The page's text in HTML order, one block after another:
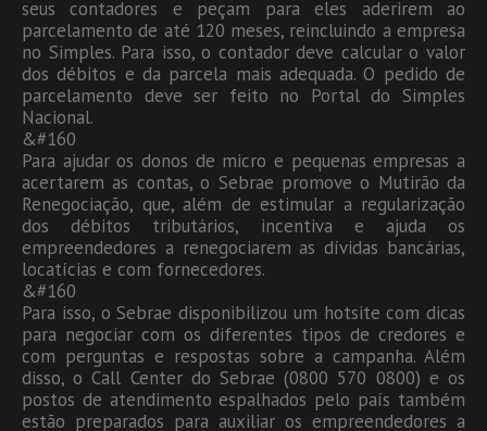
seus contadores e peçam para eles aderirem ao
parcelamento de até 120 meses, reincluindo a empresa
no Simples. Para isso, o contador deve calcular o valor
dos débitos e da parcela mais adequada. O pedido de
parcelamento deve ser feito no Portal do Simples
Nacional.
&#160
Para ajudar os donos de micro e pequenas empresas a
acertarem as contas, o Sebrae promove o Mutirão da
Renegociação, que, além de estimular a regularização
dos débitos tributários, incentiva e ajuda os
empreendedores a renegociarem as dívidas bancárias,
locatícias e com fornecedores.
&#160
Para isso, o Sebrae disponibilizou um hotsite com dicas
para negociar com os diferentes tipos de credores e
com perguntas e respostas sobre a campanha. Além
disso, o Call Center do Sebrae (0800 570 0800) e os
postos de atendimento espalhados pelo país também
estão preparados para auxiliar os empreendedores a